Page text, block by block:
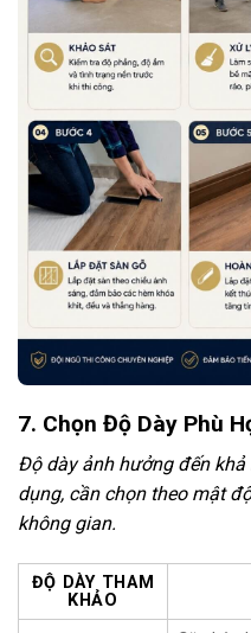
7. Chọn Độ Dày Phù
Độ dày ảnh hưởng đến
dụng, cần chọn theo mật
không gian.
ĐỘ DÀY THAM
KHẢO